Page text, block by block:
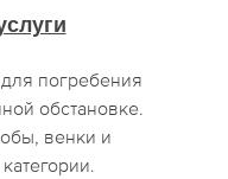
погребения
обстановке.
венки и